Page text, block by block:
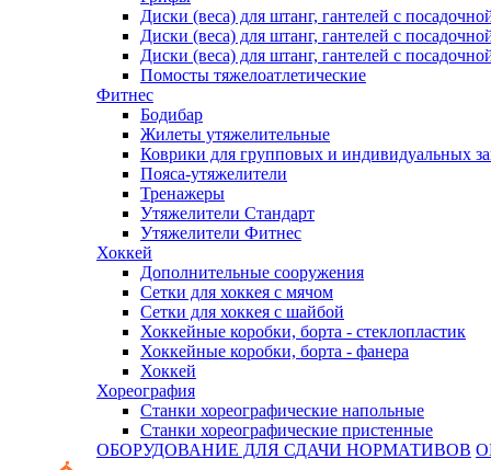
Диски (веса) для штанг, гантелей с
Диски (веса) для штанг, гантелей с
Диски (веса) для штанг, гантелей с
Помосты тяжелоатлетические
Фитнес
Бодибар
Жилеты утяжелительные
Коврики для групповых и индивидуальных
Пояса-утяжелители
Тренажеры
Утяжелители Стандарт
Утяжелители Фитнес
Хоккей
Дополнительные сооружения
Сетки для хоккея с мячом
Сетки для хоккея с шайбой
Хоккейные коробки, борта - стеклопластик
Хоккейные коробки, борта - фанера
Хоккей
Хореография
Станки хореографические напольные
Станки хореографические пристенные
ОБОРУДОВАНИЕ ДЛЯ СДАЧИ НОРМАТИВОВ